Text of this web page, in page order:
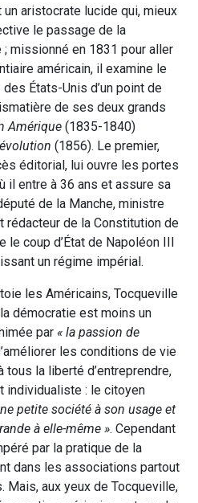
aristocrate lucide qui, mieux
le passage de la
missionné en 1831 pour aller
américain, il examine le
États-Unis d’un point de
de ses deux grands
Amérique (1835-1840)
(1856). Le premier,
éditorial, lui ouvre les portes
il entre à 36 ans et assure sa
de la Manche, ministre
de la Constitution de
le coup d’État de Napoléon III
un régime impérial.
les Américains, Tocqueville
démocratie est moins un
par « la passion de
les conditions de vie
la liberté d’entreprendre,
individualiste : le citoyen
petite société à son usage et
à elle-même ». Cependant
par la pratique de la
dans les associations partout
Mais, aux yeux de Tocqueville,